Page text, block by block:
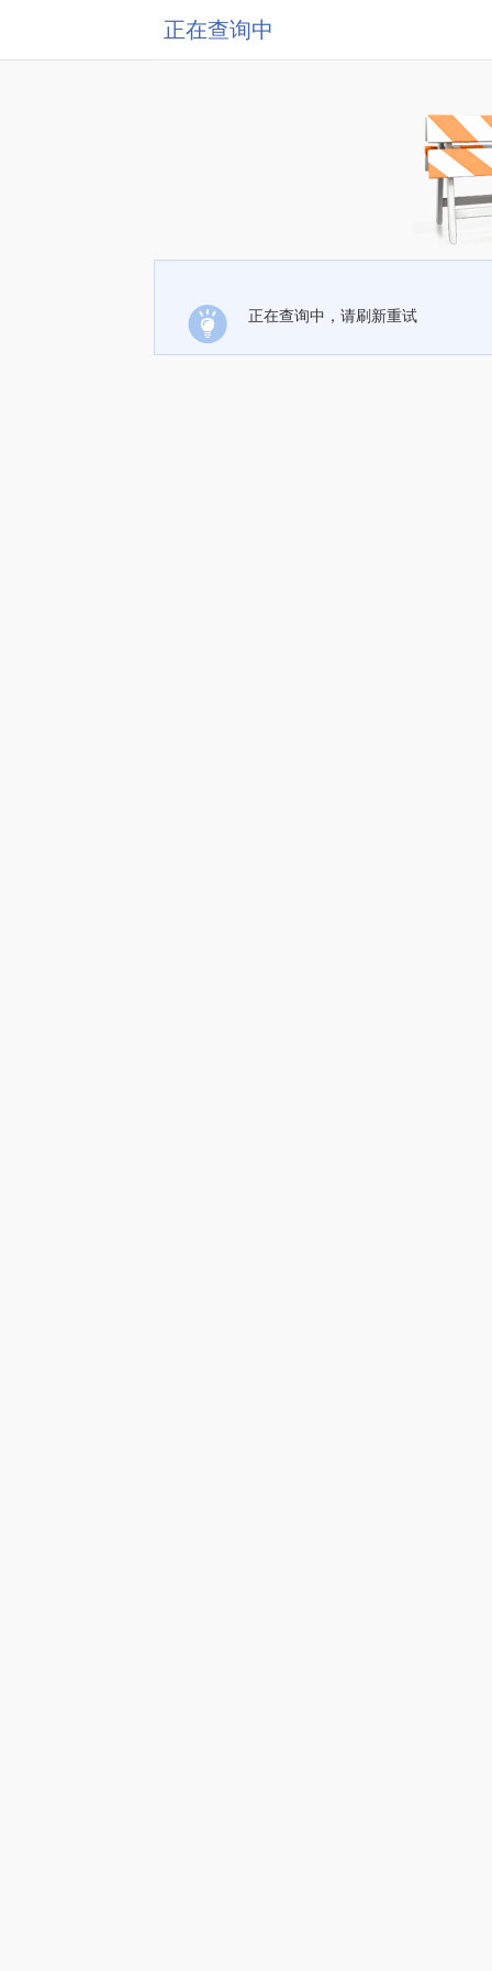
正在查询中
正在查询中，请刷新重试